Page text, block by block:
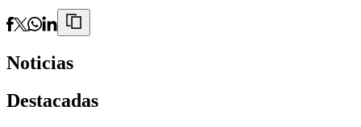
Noticias
Destacadas